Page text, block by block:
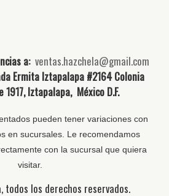
a: ventas.hazchela@gmail.com
Ermita Iztapalapa #2164 Colonia
Iztapalapa, México D.F.
pueden tener variaciones con
en sucursales. Le recomendamos
con la sucursal que quiera
visitar.
todos los derechos reservados.